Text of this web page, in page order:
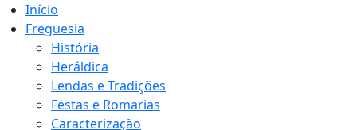
Início
Freguesia
História
Heráldica
Lendas e Tradições
Festas e Romarias
Caracterização